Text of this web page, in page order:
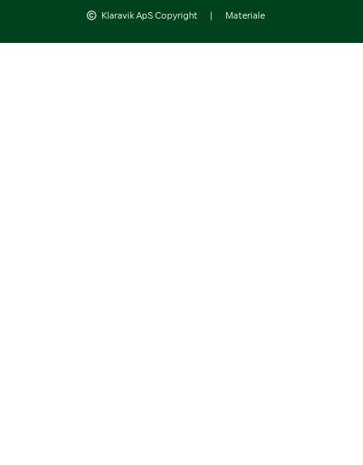
Klaravik ApS Copyright | Materiale